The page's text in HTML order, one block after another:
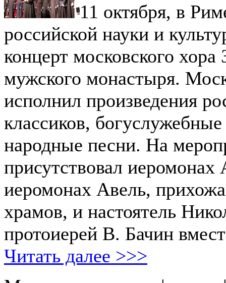
11 октября, в
российской науки и
концерт московского хора
мужского монастыря.
исполнил произведения
классиков,
народные песни. На
присутствовал иеромонах
иеромонах Авель,
храмов, и настоятель
протоиерей В. Бачин
Читать далее >>>